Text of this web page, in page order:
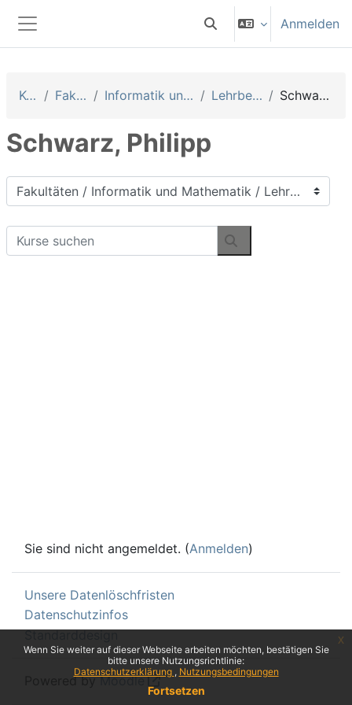
Wenn Sie weiter auf dieser Webseite arbeiten möchten, bestätigen Sie
bitte unsere Nutzungsrichtlinie:
Datenschutzerklärung
Nutzungsbedingungen
Fortsetzen
x
Website-Übersicht
Sucheingabe umschalten
Anmelden
Kurse Fakultäten Informatik und Mathematik Lehrbeauftragte Schwarz, Philipp
Schwarz, Philipp
Kursbereiche
Kurse suchen
Kurse suchen
Sie sind nicht angemeldet. (Anmelden)
Unsere Datenlöschfristen
Datenschutzinfos
Standarddesign
Powered byMoodle